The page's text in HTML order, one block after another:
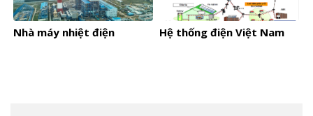
Nhà máy nhiệt điện Hệ thống điện Việt Nam